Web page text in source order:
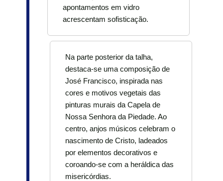
apontamentos em vidro
acrescentam sofisticação.
Na parte posterior da talha,
destaca-se uma composição de
José Francisco, inspirada nas
cores e motivos vegetais das
pinturas murais da Capela de
Nossa Senhora da Piedade. Ao
centro, anjos músicos celebram o
nascimento de Cristo, ladeados
por elementos decorativos e
coroando-se com a heráldica das
misericórdias.